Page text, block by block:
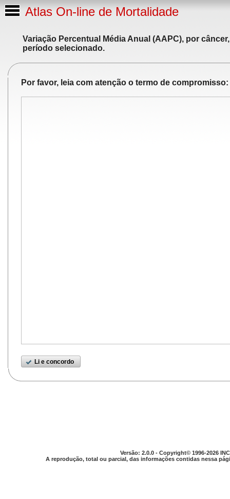
Atlas On-line de Mortalidade
Variação Percentual Média Anual (AAPC), por
período selecionado.
Por favor, leia com atenção o termo de compromisso:
Li e concordo
Versão: 2.0.0 - Copyright© 1996-2026
A reprodução, total ou parcial, das informações contidas nessa